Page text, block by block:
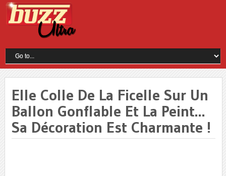
Elle Colle De La Ficelle Sur Un
Ballon Gonflable Et La Peint…
Sa Décoration Est Charmante !